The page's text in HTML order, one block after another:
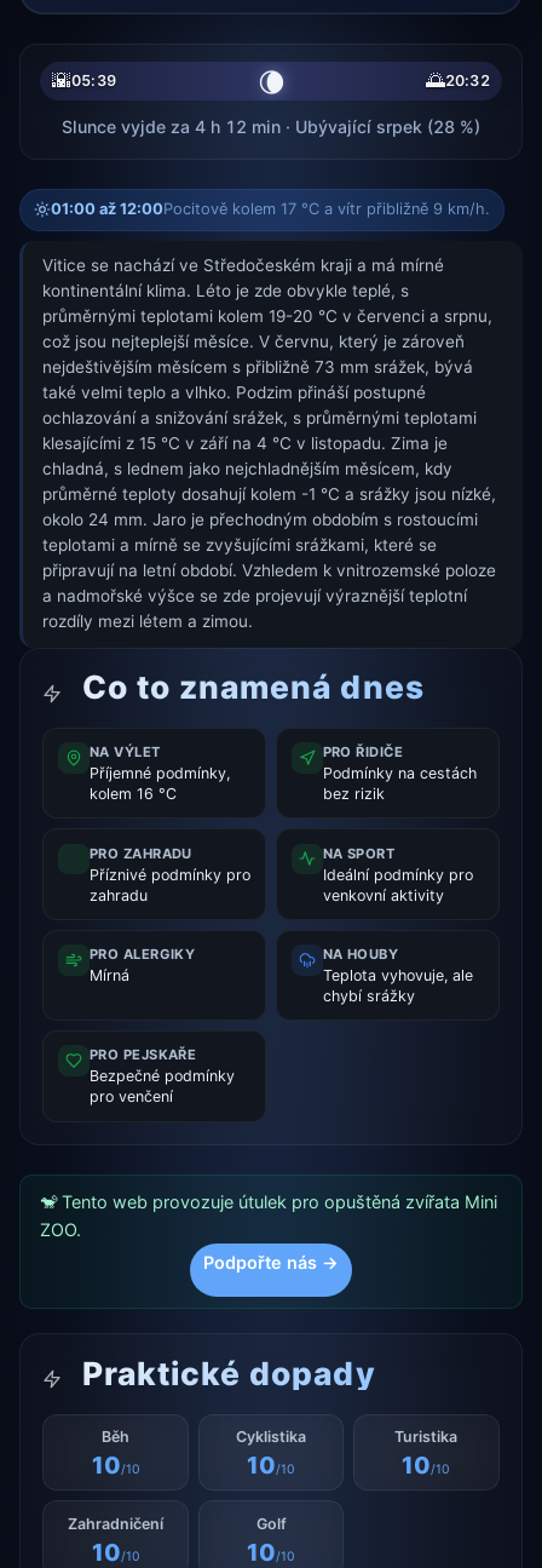
🌇05:39 🌘 🌅20:32
Slunce vyjde za 4 h 12 min · Ubývající srpek (28 %)
01:00 až 12:00Pocitově kolem 17 °C a vítr přibližně 9 km/h.
Vitice se nachází ve Středočeském kraji a má mírné
kontinentální klima. Léto je zde obvykle teplé, s
průměrnými teplotami kolem 19-20 °C v červenci a srpnu,
což jsou nejteplejší měsíce. V červnu, který je zároveň
nejdeštivějším měsícem s přibližně 73 mm srážek, bývá
také velmi teplo a vlhko. Podzim přináší postupné
ochlazování a snižování srážek, s průměrnými teplotami
klesajícími z 15 °C v září na 4 °C v listopadu. Zima je
chladná, s lednem jako nejchladnějším měsícem, kdy
průměrné teploty dosahují kolem -1 °C a srážky jsou nízké,
okolo 24 mm. Jaro je přechodným obdobím s rostoucími
teplotami a mírně se zvyšujícími srážkami, které se
připravují na letní období. Vzhledem k vnitrozemské poloze
a nadmořské výšce se zde projevují výraznější teplotní
rozdíly mezi létem a zimou.
Co to znamená dnes
NA VÝLET
Příjemné podmínky,
kolem 16 °C
PRO ŘIDIČE
Podmínky na cestách
bez rizik
PRO ZAHRADU
Příznivé podmínky pro
zahradu
NA SPORT
Ideální podmínky pro
venkovní aktivity
PRO ALERGIKY
Mírná
NA HOUBY
Teplota vyhovuje, ale
chybí srážky
PRO PEJSKAŘE
Bezpečné podmínky
pro venčení
🐒 Tento web provozuje útulek pro opuštěná zvířata Mini
ZOO.
Podpořte nás →
Praktické dopady
Běh
10/10
Cyklistika
10/10
Turistika
10/10
Zahradničení
10/10
Golf
10/10